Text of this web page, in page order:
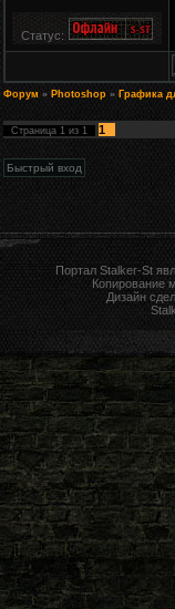
Статус:
Форум » Photoshop » Графика
Страница 1 из 1 1
Портал Stalker-St
Копирование
Дизайн